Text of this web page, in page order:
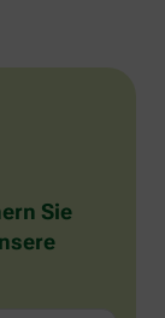
Sie